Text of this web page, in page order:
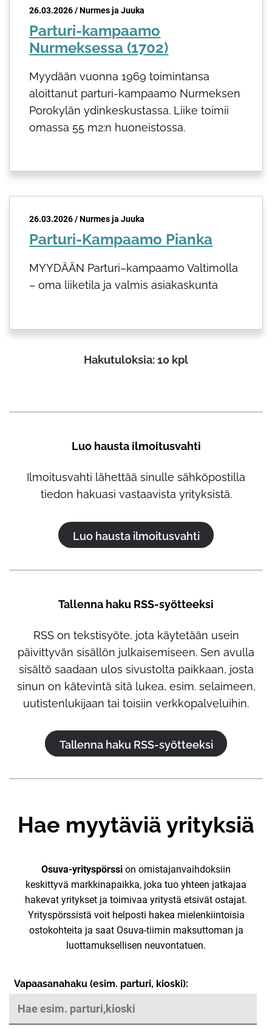
26.03.2026 / Nurmes ja Juuka
Parturi-kampaamo
Nurmeksessa (1702)
Myydään vuonna 1969 toimintansa
aloittanut parturi-kampaamo Nurmeksen
Porokylän ydinkeskustassa. Liike toimii
omassa 55 m2:n huoneistossa.
26.03.2026 / Nurmes ja Juuka
Parturi-Kampaamo Pianka
MYYDÄÄN Parturi–kampaamo Valtimolla
– oma liiketila ja valmis asiakaskunta
Hakutuloksia: 10 kpl
Luo hausta ilmoitusvahti
Ilmoitusvahti lähettää sinulle sähköpostilla
tiedon hakuasi vastaavista yrityksistä.
Luo hausta ilmoitusvahti
Tallenna haku RSS-syötteeksi
RSS on tekstisyöte, jota käytetään usein
päivittyvän sisällön julkaisemiseen. Sen avulla
sisältö saadaan ulos sivustolta paikkaan, josta
sinun on kätevintä sitä lukea, esim. selaimeen,
uutistenlukijaan tai toisiin verkkopalveluihin.
Tallenna haku RSS-syötteeksi
Hae myytäviä yrityksiä
Osuva-yrityspörssi on omistajanvaihdoksiin
keskittyvä markkinapaikka, joka tuo yhteen jatkajaa
hakevat yritykset ja toimivaa yritystä etsivät ostajat.
Yrityspörssistä voit helposti hakea mielenkiintoisia
ostokohteita ja saat Osuva-tiimin maksuttoman ja
luottamuksellisen neuvontatuen.
Vapaasanahaku (esim. parturi, kioski):